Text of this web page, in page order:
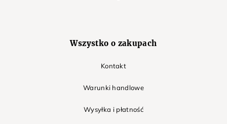
Wszystko o zakupach
Kontakt
Warunki handlowe
Wysyłka i płatność